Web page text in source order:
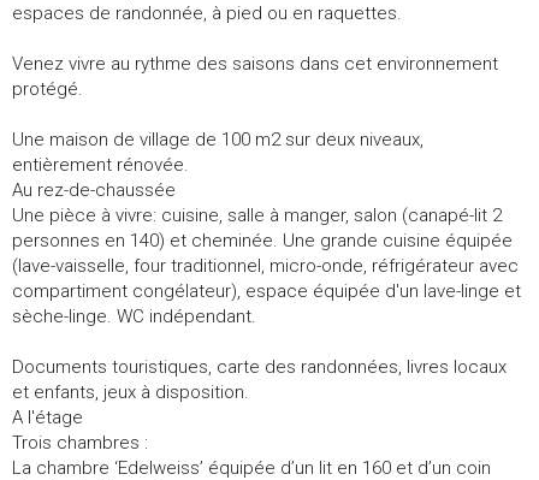
espaces de randonnée, à pied ou en raquettes.
Venez vivre au rythme des saisons dans cet environnement
protégé.
Une maison de village de 100 m2 sur deux niveaux,
entièrement rénovée.
Au rez-de-chaussée
Une pièce à vivre: cuisine, salle à manger, salon (canapé-lit 2
personnes en 140) et cheminée. Une grande cuisine équipée
(lave-vaisselle, four traditionnel, micro-onde, réfrigérateur avec
compartiment congélateur), espace équipée d'un lave-linge et
sèche-linge. WC indépendant.
Documents touristiques, carte des randonnées, livres locaux
et enfants, jeux à disposition.
A l'étage
Trois chambres :
La chambre ‘Edelweiss’ équipée d’un lit en 160 et d’un coin